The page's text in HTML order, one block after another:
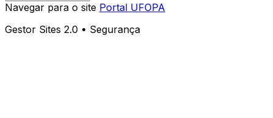
Navegar para o site Portal UFOPA
Gestor Sites 2.0 • Segurança